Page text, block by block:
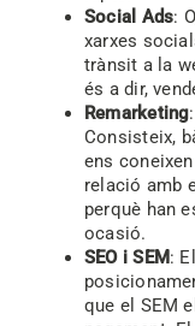
Social Ads:
xarxes
trànsit a la
és a dir,
Remarketing
Consisteix,
ens
relació amb
perquè han
ocasió.
SEO i SEM:
que el SEM